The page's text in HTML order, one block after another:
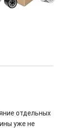
отдельных
уже не